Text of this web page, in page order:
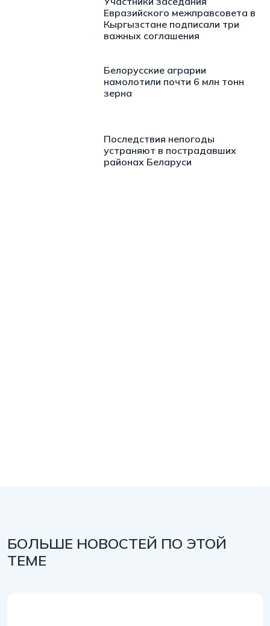
Евразийского межправсовета в
Кыргызстане подписали три
важных соглашения
Белорусские аграрии
намолотили почти 6 млн тонн
зерна
Последствия непогоды
устраняют в пострадавших
районах Беларуси
БОЛЬШЕ НОВОСТЕЙ ПО ЭТОЙ
ТЕМЕ